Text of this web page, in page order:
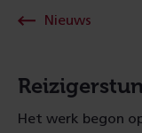
Nieuws
Het werk begon